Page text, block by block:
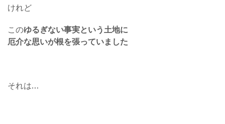
けれど
このゆるぎない事実という土地に
厄介な思いが根を張っていました
それは…